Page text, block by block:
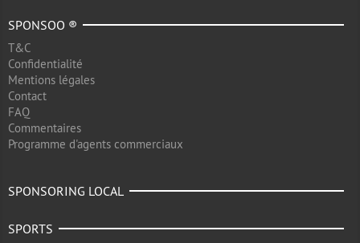
SPONSOO ®
T&C
Confidentialité
Mentions légales
Contact
FAQ
Commentaires
Programme d'agents commerciaux
SPONSORING LOCAL
SPORTS